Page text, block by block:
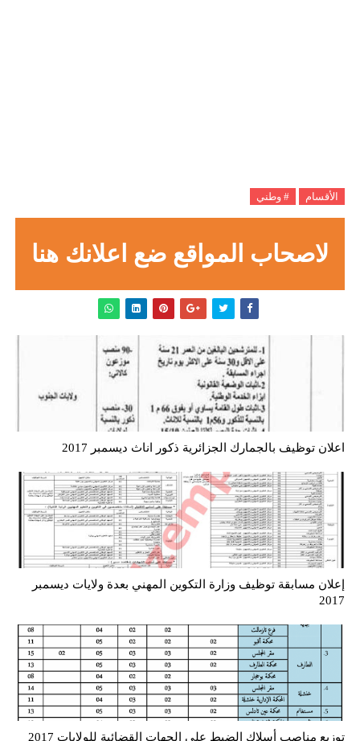
الأقسام # وطني
لاصحاب المواقع ضع اعلانك هنا
اعلان توظيف بالجمارك الجزائرية ذكور اناث ديسمبر 2017
إعلان مسابقة توظيف وزارة التكوين المهني بعدة ولايات ديسمبر
2017
توزيع مناصب أسلاك الضبط على الجهات القضائية للولايات 2017